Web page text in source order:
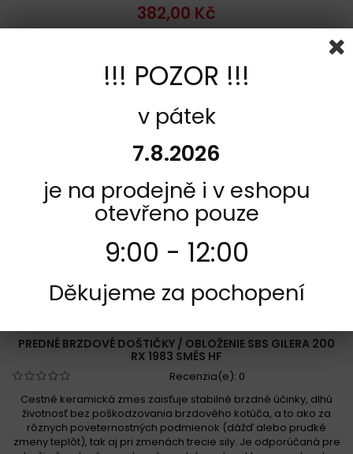
382,00 Kč
Pridať k porovnaniu
F1374-519HF
PREDNÉ BRZDOVÉ DOŠTIČKY / OBLOŽENIE SBS GILERA 200
RX 1983 SMĚS HF
Recenzia(e): 0
Cestné keramická zmes zaisťuje stabilné brzdné účinky, dlhú
životnosť bez poškodzovania brzdového kotúča, a to ako za
rôznych poveternostných podmienok (dážď alebo prudké
zmeny teplôt), tak aj pri zmenách trecie sily. Je odporúčaná pre
!!! POZOR !!!
v pátek
7.8.2026
je na prodejně i v eshopu
otevřeno pouze
9:00 - 12:00
Děkujeme za pochopení